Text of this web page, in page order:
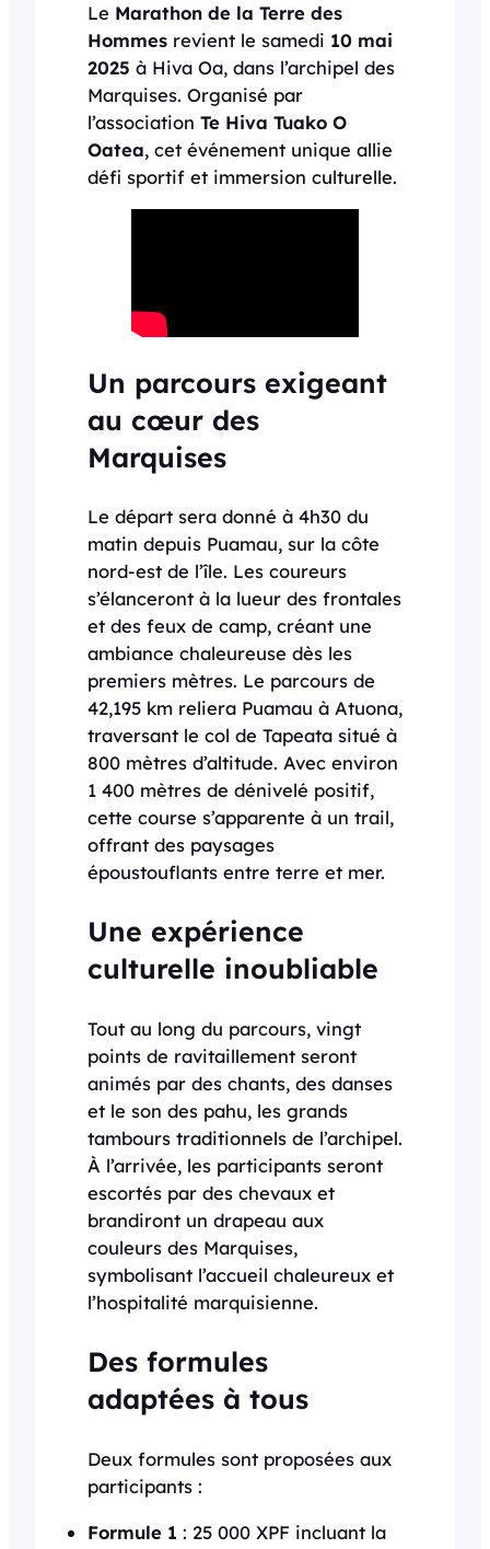
Le Marathon de la Terre des
Hommes revient le samedi 10 mai
2025 à Hiva Oa, dans l’archipel des
Marquises. Organisé par
l’association Te Hiva Tuako O
Oatea, cet événement unique allie
défi sportif et immersion culturelle.
Un parcours exigeant
au cœur des
Marquises
Le départ sera donné à 4h30 du
matin depuis Puamau, sur la côte
nord-est de l’île. Les coureurs
s’élanceront à la lueur des frontales
et des feux de camp, créant une
ambiance chaleureuse dès les
premiers mètres. Le parcours de
42,195 km reliera Puamau à Atuona,
traversant le col de Tapeata situé à
800 mètres d’altitude. Avec environ
1 400 mètres de dénivelé positif,
cette course s’apparente à un trail,
offrant des paysages
époustouflants entre terre et mer.
Une expérience
culturelle inoubliable
Tout au long du parcours, vingt
points de ravitaillement seront
animés par des chants, des danses
et le son des pahu, les grands
tambours traditionnels de l’archipel.
À l’arrivée, les participants seront
escortés par des chevaux et
brandiront un drapeau aux
couleurs des Marquises,
symbolisant l’accueil chaleureux et
l’hospitalité marquisienne.
Des formules
adaptées à tous
Deux formules sont proposées aux
participants :
Formule 1 : 25 000 XPF incluant la